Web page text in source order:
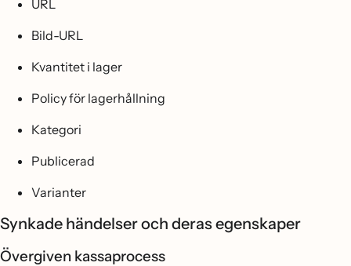
URL
Bild-URL
Kvantitet i lager
Policy för lagerhållning
Kategori
Publicerad
Varianter
Synkade händelser och deras egenskaper
Övergiven kassaprocess